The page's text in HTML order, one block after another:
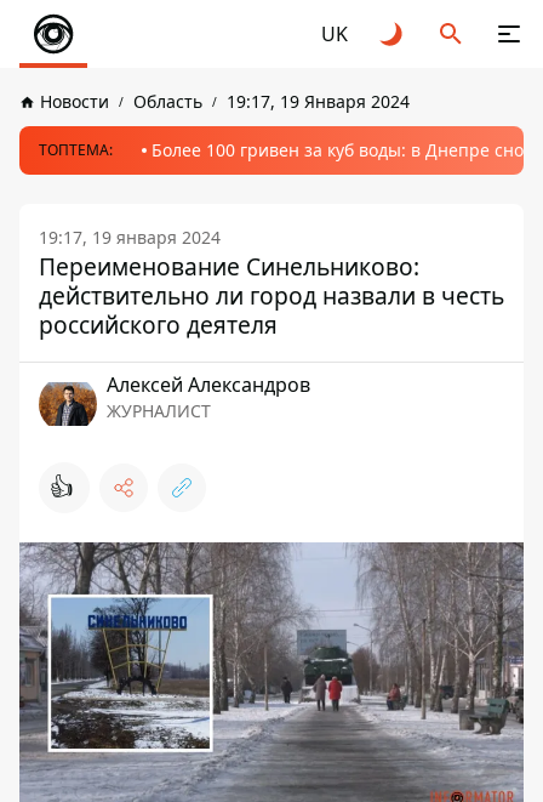
UK
Новости Область 19:17, 19 Января 2024
ТОПТЕМА: Более 100 гривен за куб воды: в Днепре
19:17, 19 января 2024
Переименование Синельниково:
действительно ли город назвали в честь
российского деятеля
Алексей Александров
ЖУРНАЛИСТ
👍